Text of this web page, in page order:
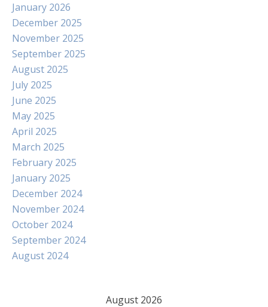
January 2026
December 2025
November 2025
September 2025
August 2025
July 2025
June 2025
May 2025
April 2025
March 2025
February 2025
January 2025
December 2024
November 2024
October 2024
September 2024
August 2024
August 2026